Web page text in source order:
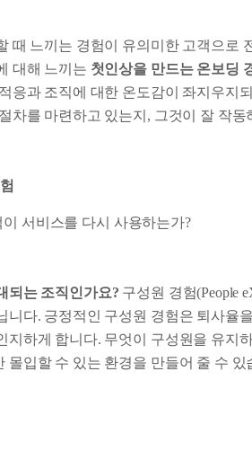
때 느끼는 경험이 유의미한 고객으로
대해 느끼는 첫인상을 만드는 온보딩
응과 조직에 대한 온도감이 좌지우지
차를 마련하고 있는지, 그것이 잘 작동
이 서비스를 다시 사용하는가?
되는 조직인가요? 구성원 경험(People
니다. 긍정적인 구성원 경험은 퇴사율
지하게 합니다. 무엇이 구성원을 유지
몰입할 수 있는 환경을 만들어 줄 수 있